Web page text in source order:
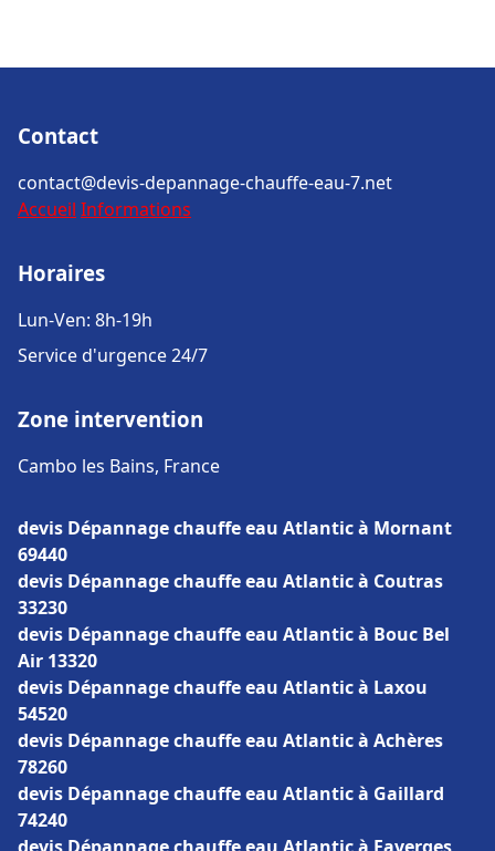
Contact
contact@devis-depannage-chauffe-eau-7.net
Accueil Informations
Horaires
Lun-Ven: 8h-19h
Service d'urgence 24/7
Zone intervention
Cambo les Bains, France
devis Dépannage chauffe eau Atlantic à Mornant
69440
devis Dépannage chauffe eau Atlantic à Coutras
33230
devis Dépannage chauffe eau Atlantic à Bouc Bel
Air 13320
devis Dépannage chauffe eau Atlantic à Laxou
54520
devis Dépannage chauffe eau Atlantic à Achères
78260
devis Dépannage chauffe eau Atlantic à Gaillard
74240